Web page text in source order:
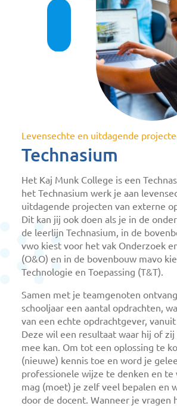
Levensechte en uitdagende
Technasium
Het Kaj Munk College is een
het Technasium werk je aan
uitdagende projecten van externe
Dit kan jij ook doen als je in de
de leerlijn Technasium, in de
vwo kiest voor het vak Onderzoek
(O&O) en in de bovenbouw mavo
Technologie en Toepassing (T&T).
Samen met je teamgenoten
schooljaar een aantal opdrachten,
van een echte opdrachtgever,
Deze wil een resultaat waar hij of
mee kan. Om tot een oplossing te
(nieuwe) kennis toe en word je
professionele wijze te denken en te
mag (moet) je zelf veel bepalen en
door de docent. Wanneer je vragen